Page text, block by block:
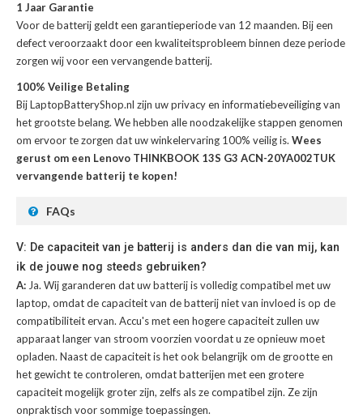
1 Jaar Garantie
Voor debatterij geldt een garantieperiode van 12 maanden. Bij een
defect veroorzaakt door een kwaliteitsprobleem binnen deze periode
zorgen wij voor een vervangende batterij.
100% Veilige Betaling
Bij LaptopBatteryShop.nl zijn uw privacy en informatiebeveiliging van
het grootste belang. We hebben alle noodzakelijke stappen genomen
om ervoor te zorgen dat uw winkelervaring 100% veilig is. Wees
gerust om een Lenovo THINKBOOK 13S G3 ACN-20YA002TUK
vervangende batterij te kopen!
FAQs
V: De capaciteit van je batterij is anders dan die van mij, kan
ik de jouwe nog steeds gebruiken?
A: Ja. Wij garanderen dat uw batterij is volledig compatibel met uw
laptop, omdat de capaciteit van de batterij niet van invloed is op de
compatibiliteit ervan. Accu's met een hogere capaciteit zullen uw
apparaat langer van stroom voorzien voordat u ze opnieuw moet
opladen. Naast de capaciteit is het ook belangrijk om de grootte en
het gewicht te controleren, omdat batterijen met een grotere
capaciteit mogelijk groter zijn, zelfs als ze compatibel zijn. Ze zijn
onpraktisch voor sommige toepassingen.